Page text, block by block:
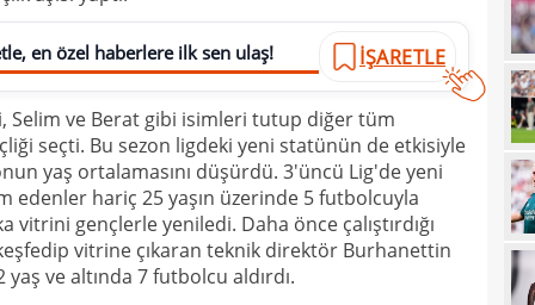
en özel haberlere ilk sen ulaş! İŞARETLE
Selim ve Berat gibi isimleri tutup diğer tüm
seçti. Bu sezon ligdeki yeni statünün de etkisiyle
yaş ortalamasını düşürdü. 3'üncü Lig'de yeni
edenler hariç 25 yaşın üzerinde 5 futbolcuyla
vitrini gençlerle yeniledi. Daha önce çalıştırdığı
vitrine çıkaran teknik direktör Burhanettin
ve altında 7 futbolcu aldırdı.